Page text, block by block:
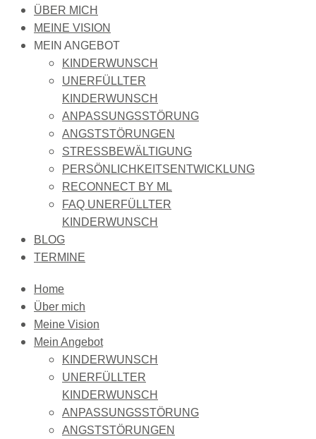
ÜBER MICH
MEINE VISION
MEIN ANGEBOT
KINDERWUNSCH
UNERFÜLLTER
KINDERWUNSCH
ANPASSUNGSSTÖRUNG
ANGSTSTÖRUNGEN
STRESSBEWÄLTIGUNG
PERSÖNLICHKEITSENTWICKLUNG
RECONNECT BY ML
FAQ UNERFÜLLTER
KINDERWUNSCH
BLOG
TERMINE
Home
Über mich
Meine Vision
Mein Angebot
KINDERWUNSCH
UNERFÜLLTER
KINDERWUNSCH
ANPASSUNGSSTÖRUNG
ANGSTSTÖRUNGEN